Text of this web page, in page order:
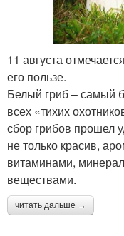
11 августа
его пользе.
Белый гриб – самый
всех «тихих
сбор грибов прошел
не только красив,
витаминами,
веществами.
читать дальше →